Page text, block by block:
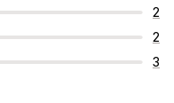
2
2
3